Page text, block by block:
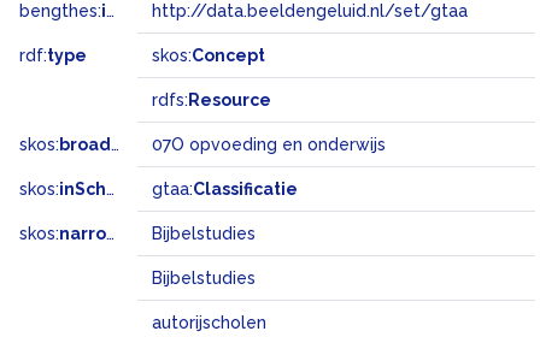
bengthes:inSet http://data.beeldengeluid.nl/set/gtaa
rdf:type skos:Concept
rdfs: Resource
skos: broader 07O opvoeding en onderwijs
skos:inScheme gtaa:Classificatie
skos:narrowMatch Bijbelstudies
Bijbelstudies
autorijscholen